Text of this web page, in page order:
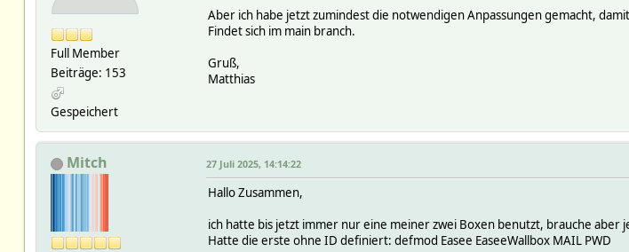
Full Member
Beiträge: 153
Gespeichert
Aber ich habe jetzt zumindest die notwendigen Anpassungen gemacht,
Findet sich im main branch.
Gruß,
Matthias
Mitch 27 Juli 2025, 14:14:22
Hallo Zusammen,
ich hatte bis jetzt immer nur eine meiner zwei Boxen benutzt, brauche aber
Hatte die erste ohne ID definiert: defmod Easee EaseeWallbox MAIL PWD